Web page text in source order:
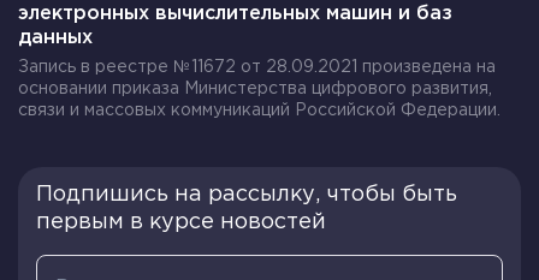
электронных вычислительных машин и баз
данных
Запись в реестре №11672 от 28.09.2021 произведена на
основании приказа Министерства цифрового развития,
связи и массовых коммуникаций Российской Федерации.
Подпишись на рассылку, чтобы быть
первым в курсе новостей